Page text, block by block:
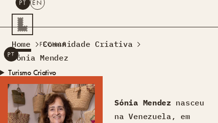
PESQUISAR
PT EN
Turismo Criativo
Rede de Oficinas
Design Lab
Formação
PT EN
FECHAR
Home
Comunidade Criativa
Sónia Mendez
Sónia Mendez nasceu
na Venezuela, em